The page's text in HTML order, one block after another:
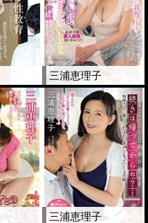
三浦恵理子
三浦恵理子